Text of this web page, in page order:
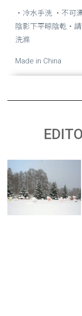
・冷水手洗 ・不可
陰影下平晾陰乾・
洗滌
Made in China